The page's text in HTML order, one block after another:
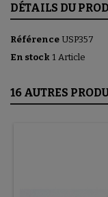
DÉTAILS DU
Référence USP357
En stock 1 Article
16 AUTRES